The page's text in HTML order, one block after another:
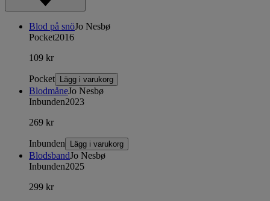
Blod på snöJo Nesbø
Pocket2016
109 kr
Pocket Lägg i varukorg
BlodmåneJo Nesbø
Inbunden2023
269 kr
Inbunden Lägg i varukorg
BlodsbandJo Nesbø
Inbunden2025
299 kr